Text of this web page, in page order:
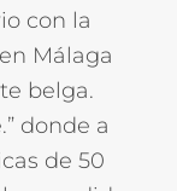
con la
Málaga
belga.
donde a
de 50